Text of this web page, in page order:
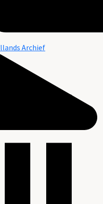
Archief